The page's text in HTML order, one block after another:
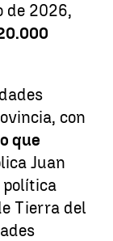
de 2026,
con
que
Juan
política
Tierra del